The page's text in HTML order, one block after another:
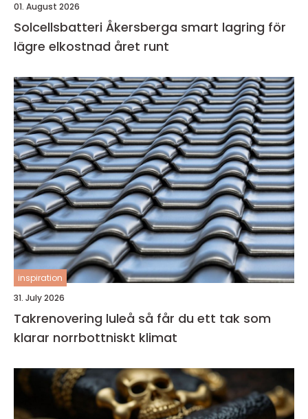
01. August 2026
Solcellsbatteri Åkersberga smart lagring för
lägre elkostnad året runt
inspiration
31. July 2026
Takrenovering luleå så får du ett tak som
klarar norrbottniskt klimat